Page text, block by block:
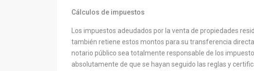
Cálculos de impuestos
Los impuestos adeudados por la venta de propiedades
también retiene estos montos para su transferencia
notario público sea totalmente responsable de los
absolutamente de que se hayan seguido las reglas y